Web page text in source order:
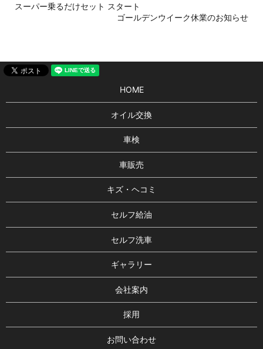
スーパー乗るだけセット スタート
ゴールデンウイーク休業のお知らせ
HOME
オイル交換
車検
車販売
キズ・ヘコミ
セルフ給油
セルフ洗車
ギャラリー
会社案内
採用
お問い合わせ